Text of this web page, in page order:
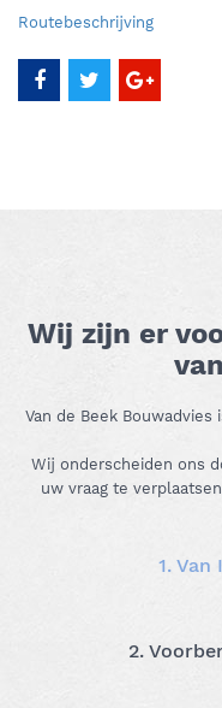
Routebeschrijving
Wij zijn er
Van de Beek Bouwadvies
Wij onderscheiden ons
uw vraag te
1.
2.